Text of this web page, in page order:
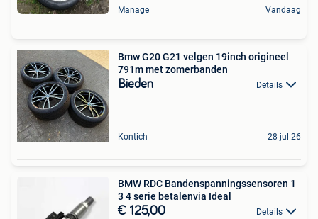
Manage Vandaag
Bmw G20 G21 velgen 19inch origineel
791m met zomerbanden
Bieden Details
Kontich 28 jul 26
BMW RDC Bandenspanningssensoren 1
3 4 serie betalenvia Ideal
€ 125,00 Details